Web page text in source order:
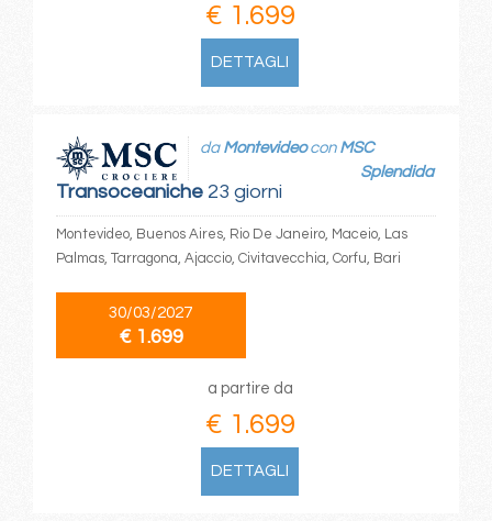
€ 1.699
DETTAGLI
Transoceaniche23 giorni
da Montevideocon MSC
Splendida
Montevideo, Buenos Aires, Rio De Janeiro, Maceio, Las
Palmas, Tarragona, Ajaccio, Civitavecchia, Corfu, Bari
30/03/2027
€ 1.699
a partire da
€ 1.699
DETTAGLI